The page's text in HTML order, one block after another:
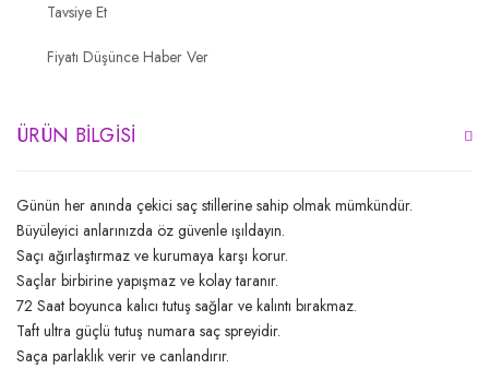
Tavsiye Et
Fiyatı Düşünce Haber Ver
ÜRÜN BILGISI
Günün her anında çekici saç stillerine sahip olmak mümkündür.
Büyüleyici anlarınızda öz güvenle ışıldayın.
Saçı ağırlaştırmaz ve kurumaya karşı korur.
Saçlar birbirine yapışmaz ve kolay taranır.
72 Saat boyunca kalıcı tutuş sağlar ve kalıntı bırakmaz.
Taft ultra güçlü tutuş numara saç spreyidir.
Saça parlaklık verir ve canlandırır.